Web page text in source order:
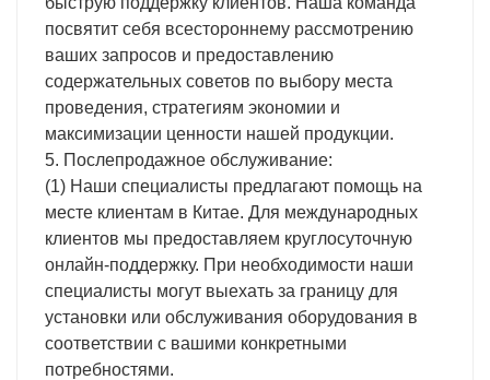
посвятит себя всестороннему рассмотрению
ваших запросов и предоставлению
содержательных советов по выбору места
проведения, стратегиям экономии и
максимизации ценности нашей продукции.
5. Послепродажное обслуживание:
(1) Наши специалисты предлагают помощь на
месте клиентам в Китае. Для международных
клиентов мы предоставляем круглосуточную
онлайн-поддержку. При необходимости наши
специалисты могут выехать за границу для
установки или обслуживания оборудования в
соответствии с вашими конкретными
потребностями.